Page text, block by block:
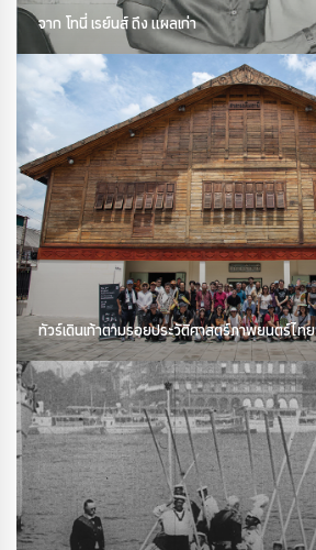
จาก โทนี่ เรย์นส์ ถึง แผลเก่า
ทัวร์เดินเท้าตามรอยประวัติศาสตร์ภาพยนตร์ไทย